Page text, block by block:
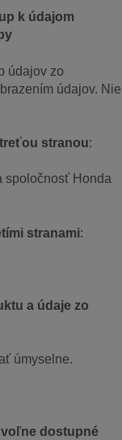
k údajom
údajov zo
údajov. Nie
stranou:
spoločnosť Honda
stranami:
a údaje zo
úmyselne.
dostupné